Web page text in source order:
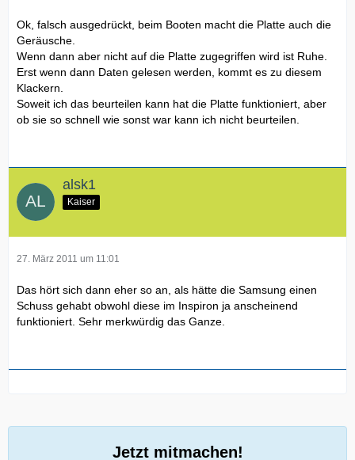
Ok, falsch ausgedrückt, beim Booten macht die Platte auch die
Geräusche.
Wenn dann aber nicht auf die Platte zugegriffen wird ist Ruhe.
Erst wenn dann Daten gelesen werden, kommt es zu diesem
Klackern.
Soweit ich das beurteilen kann hat die Platte funktioniert, aber
ob sie so schnell wie sonst war kann ich nicht beurteilen.
alsk1
Kaiser
27. März 2011 um 11:01
Das hört sich dann eher so an, als hätte die Samsung einen
Schuss gehabt obwohl diese im Inspiron ja anscheinend
funktioniert. Sehr merkwürdig das Ganze.
Jetzt mitmachen!